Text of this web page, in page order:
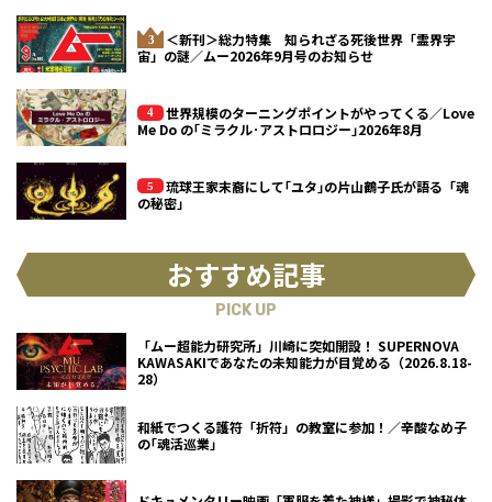
＜新刊＞総力特集 知られざる死後世界「霊界宇
宙」の謎／ムー2026年9月号のお知らせ
世界規模のターニングポイントがやってくる／Love
Me Do の｢ミラクル･アストロロジー｣2026年8月
琉球王家末裔にして｢ユタ｣の片山鶴子氏が語る「魂
の秘密」
おすすめ記事
PICK UP
「ムー超能力研究所」川崎に突如開設！ SUPERNOVA
KAWASAKIであなたの未知能力が目覚める（2026.8.18-
28）
和紙でつくる護符「折符」の教室に参加！／辛酸なめ子
の｢魂活巡業｣